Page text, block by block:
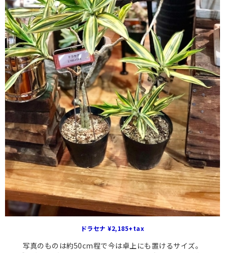
ドラセナ ¥2,185+tax
写真のものは約50cm程で今は卓上にも置けるサイズ。